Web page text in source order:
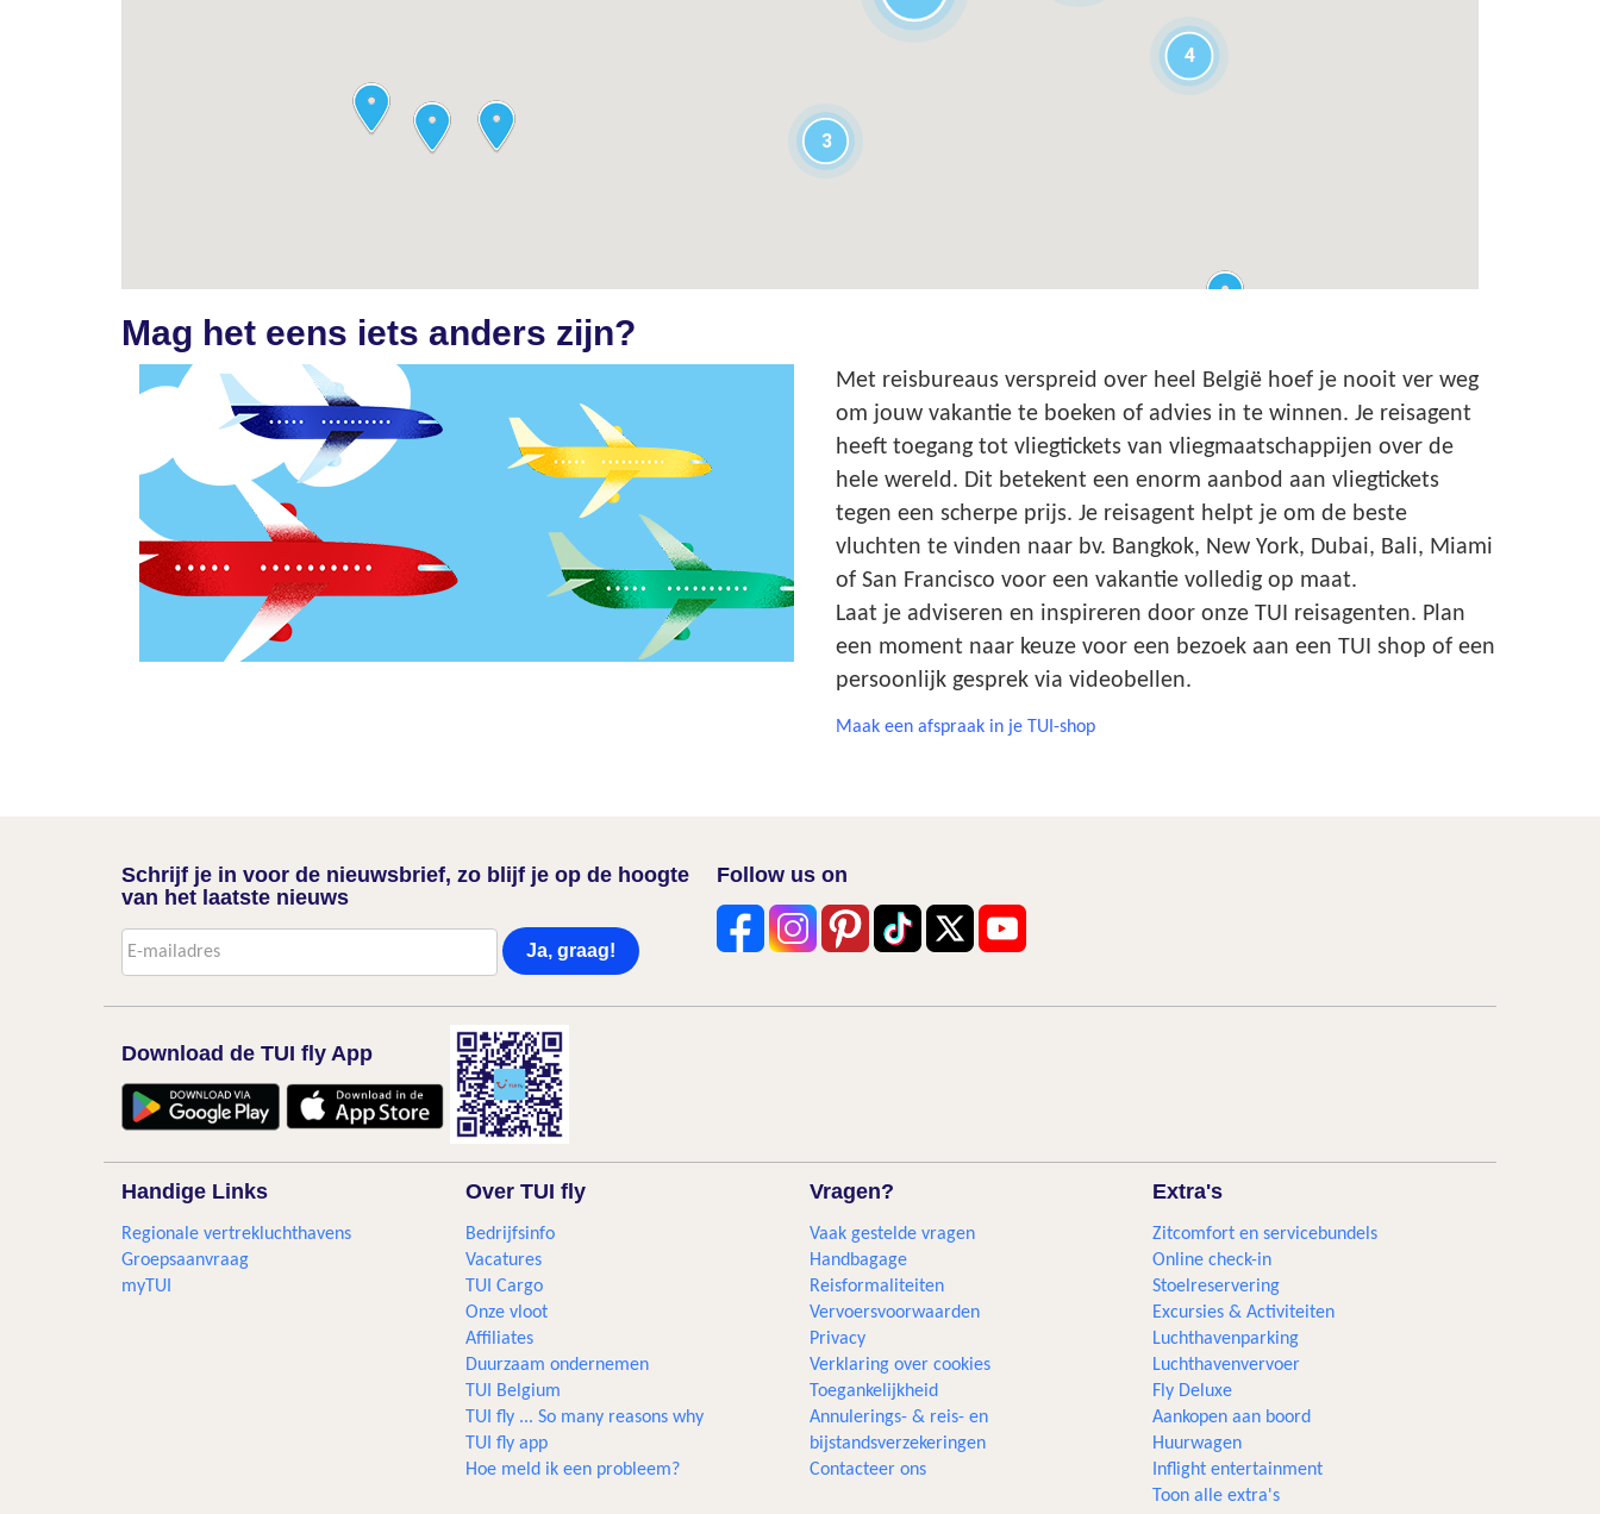
3
4
Mag het eens iets anders zijn?
Met reisbureaus verspreid over heel België hoef je nooit ver weg
om jouw vakantie te boeken of advies in te winnen. Je reisagent
heeft toegang tot vliegtickets van vliegmaatschappijen over de
hele wereld. Dit betekent een enorm aanbod aan vliegtickets
tegen een scherpe prijs. Je reisagent helpt je om de beste
vluchten te vinden naar bv. Bangkok, New York, Dubai, Bali, Miami
of San Francisco voor een vakantie volledig op maat.
Laat je adviseren en inspireren door onze TUI reisagenten. Plan
een moment naar keuze voor een bezoek aan een TUI shop of een
persoonlijk gesprek via videobellen.
Maak een afspraak in je TUI-shop
Schrijf je in voor de nieuwsbrief, zo blijf je op de hoogte
van het laatste nieuws
Ja, graag!
Follow us on
Download de TUI fly App
Handige Links
Regionale vertrekluchthavens
Groepsaanvraag
myTUI
Over TUI fly
Bedrijfsinfo
Vacatures
TUI Cargo
Onze vloot
Affiliates
Duurzaam ondernemen
TUI Belgium
TUI fly ... So many reasons why
TUI fly app
Hoe meld ik een probleem?
Vragen?
Vaak gestelde vragen
Handbagage
Reisformaliteiten
Vervoersvoorwaarden
Privacy
Verklaring over cookies
Toegankelijkheid
Annulerings- & reis- en
bijstandsverzekeringen
Contacteer ons
Extra's
Zitcomfort en servicebundels
Online check-in
Stoelreservering
Excursies & Activiteiten​
Luchthavenparking
Luchthavenvervoer
Fly Deluxe
Aankopen aan boord
Huurwagen
Inflight entertainment
Toon alle extra's